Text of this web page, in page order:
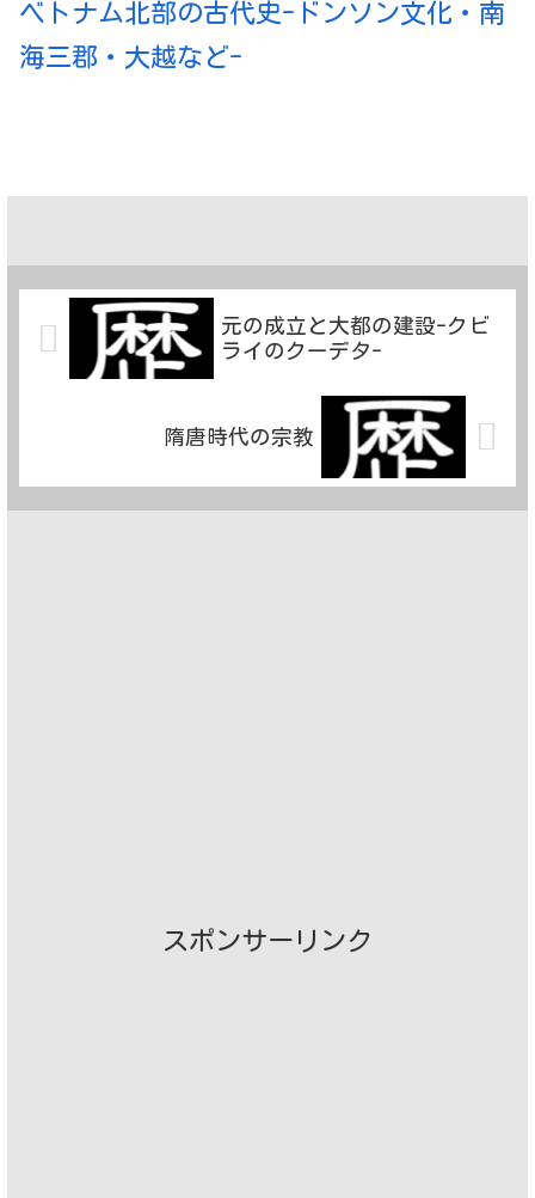
ベトナム北部の古代史-ドンソン文化・南
海三郡・大越など-
元の成立と大都の建設-クビ
ライのクーデタ-
隋唐時代の宗教
スポンサーリンク